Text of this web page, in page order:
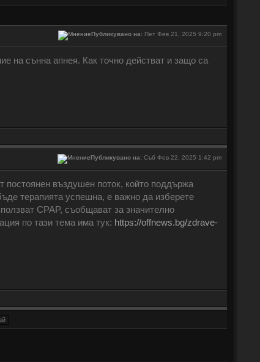
Публикувано на:Пет Фев 21, 2025 9:20 pm
на сънна апнея. Как точно действат и защо са
Публикувано на:Съб Фев 22, 2025 1:42 pm
постоянен въздушен поток, който поддържа
терапията успешна, е важно да изберете
CPAP, съобщават за значително
по тази тема има тук: https://offnews.bg/zdrave-